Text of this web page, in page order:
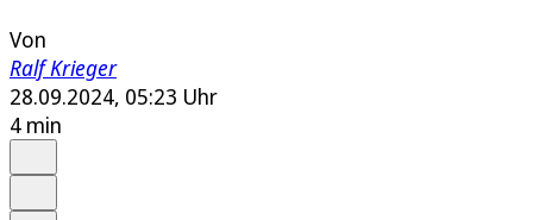
Von
Ralf Krieger
28.09.2024, 05:23 Uhr
4 min